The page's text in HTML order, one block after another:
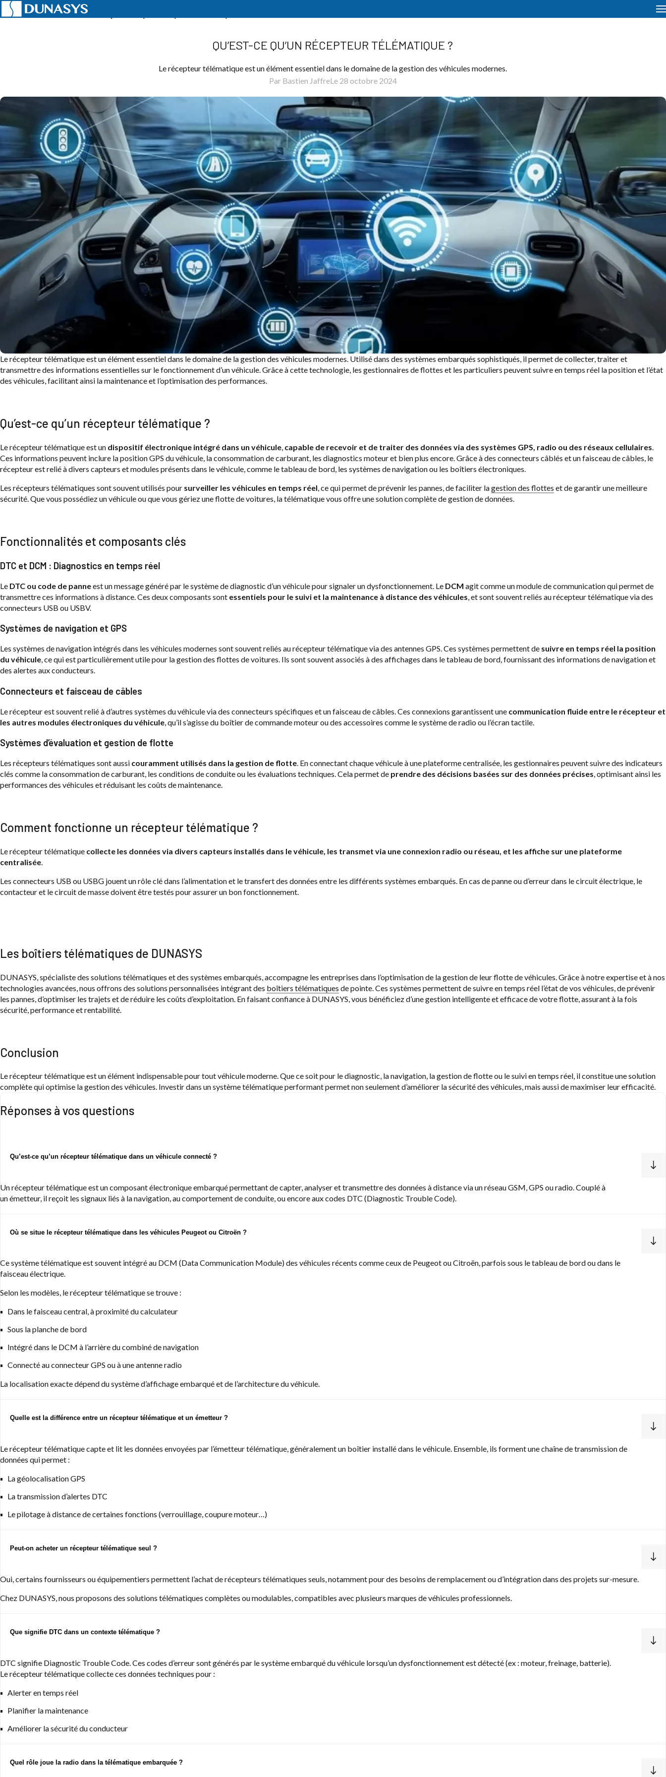
Accueil Actualités Telematics
QU’EST-CE QU’UN RÉCEPTEUR TÉLÉMATIQUE ?
Le récepteur télématique est un élément essentiel dans le domaine de la gestion des véhicules modernes.
Par Bastien JaffreLe 28 octobre 2024
Le récepteur télématique est un élément essentiel dans le domaine de la gestion des véhicules modernes. Utilisé dans des systèmes embarqués sophistiqués, il permet de collecter, traiter et
transmettre des informations essentielles sur le fonctionnement d’un véhicule. Grâce à cette technologie, les gestionnaires de flottes et les particuliers peuvent suivre en temps réel la position et l’état
des véhicules, facilitant ainsi la maintenance et l’optimisation des performances.
Qu’est-ce qu’un récepteur télématique ?
Le récepteur télématique est un dispositif électronique intégré dans un véhicule, capable de recevoir et de traiter des données via des systèmes GPS, radio ou des réseaux cellulaires.
Ces informations peuvent inclure la position GPS du véhicule, la consommation de carburant, les diagnostics moteur et bien plus encore. Grâce à des connecteurs câblés et un faisceau de câbles, le
récepteur est relié à divers capteurs et modules présents dans le véhicule, comme le tableau de bord, les systèmes de navigation ou les boîtiers électroniques.
Les récepteurs télématiques sont souvent utilisés pour surveiller les véhicules en temps réel, ce qui permet de prévenir les pannes, de faciliter lagestion des flottes et de garantir une meilleure
sécurité. Que vous possédiez un véhicule ou que vous gériez une flotte de voitures, la télématique vous offre une solution complète de gestion de données.
Fonctionnalités et composants clés
DTC et DCM : Diagnostics en temps réel
Le DTC ou code de panneest un message généré par le système de diagnostic d’un véhicule pour signaler un dysfonctionnement. Le DCM agit comme un module de communication qui permet de
transmettre ces informations à distance. Ces deux composants sont essentiels pour le suivi et la maintenance à distance des véhicules , et sont souvent reliés au récepteur télématique via des
connecteurs USB ou USBV.
Systèmes de navigation et GPS
Les systèmes de navigation intégrés dans les véhicules modernes sont souvent reliés au récepteur télématique via des antennes GPS. Ces systèmes permettent de suivre en temps réel la position
du véhicule, ce qui est particulièrement utile pour la gestion des flottes de voitures. Ils sont souvent associés à des affichages dans le tableau de bord, fournissant des informations de navigation et
des alertes aux conducteurs.
Connecteurs et faisceau de câbles
Le récepteur est souvent relié à d’autres systèmes du véhicule via des connecteurs spécifiques et un faisceau de câbles. Ces connexions garantissent une communication fluide entre le récepteur et
les autres modules électroniques du véhicule , qu’il s’agisse du boîtier de commande moteur ou des accessoires comme le système de radio ou l’écran tactile.
Systèmes d’évaluation et gestion de flotte
Les récepteurs télématiques sont aussi couramment utilisés dans la gestion de flotte. En connectant chaque véhicule à une plateforme centralisée, les gestionnaires peuvent suivre des indicateurs
clés comme la consommation de carburant, les conditions de conduite ou les évaluations techniques. Cela permet de prendre des décisions basées sur des données précises, optimisant ainsi les
performances des véhicules et réduisant les coûts de maintenance.
Comment fonctionne un récepteur télématique ?
Le récepteur télématique collecte les données via divers capteurs installés dans le véhicule, les transmet via une connexion radio ou réseau, et les affiche sur une plateforme
centralisée
Les connecteurs USB ou USBG jouent un rôle clé dans l’alimentation et le transfert des données entre les différents systèmes embarqués. En cas de panne ou d’erreur dans le circuit électrique, le
contacteur et le circuit de masse doivent être testés pour assurer un bon fonctionnement.
Les boîtiers télématiques de DUNASYS
DUNASYS, spécialiste des solutions télématiques et des systèmes embarqués, accompagne les entreprises dans l’optimisation de la gestion de leur flotte de véhicules. Grâce à notre expertise et à nos
technologies avancées, nous offrons des solutions personnalisées intégrant des boîtiers télématiques de pointe. Ces systèmes permettent de suivre en temps réel l’état de vos véhicules, de prévenir
les pannes, d’optimiser les trajets et de réduire les coûts d’exploitation. En faisant confiance à DUNASYS, vous bénéficiez d’une gestion intelligente et efficace de votre flotte, assurant à la fois
sécurité, performance et rentabilité.
Conclusion
Le récepteur télématique est un élément indispensable pour tout véhicule moderne. Que ce soit pour le diagnostic, la navigation, la gestion de flotte ou le suivi en temps réel, il constitue une solution
complète qui optimise la gestion des véhicules. Investir dans un système télématique performant permet non seulement d’améliorer la sécurité des véhicules, mais aussi de maximiser leur efficacité.
Réponses à vos questions
Qu’est-ce qu’un récepteur télématique dans un véhicule connecté ?
Un récepteur télématique est un composant électronique embarqué permettant de capter, analyser et transmettre des données à distance via un réseau GSM, GPS ou radio. Couplé à
un émetteur, il reçoit les signaux liés à la navigation, au comportement de conduite, ou encore aux codes DTC (Diagnostic Trouble Code).
Où se situe le récepteur télématique dans les véhicules Peugeot ou Citroën ?
Ce système télématique est souvent intégré au DCM (Data Communication Module) des véhicules récents comme ceux de Peugeot ou Citroën, parfois sous le tableau de bord ou dans le
faisceau électrique.
Selon les modèles, le récepteur télématique se trouve :
Dans le faisceau central, à proximité du calculateur
Sous la planche de bord
Intégré dans le DCM à l’arrière du combiné de navigation
Connecté au connecteur GPS ou à une antenne radio
La localisation exacte dépend du système d’affichage embarqué et de l’architecture du véhicule.
Quelle est la différence entre un récepteur télématique et un émetteur ?
Le récepteur télématique capte et lit les données envoyées par l’émetteur télématique, généralement un boîtier installé dans le véhicule. Ensemble, ils forment une chaîne de transmission de
données qui permet :
La géolocalisation GPS
La transmission d’alertes DTC
Le pilotage à distance de certaines fonctions (verrouillage, coupure moteur…)
Peut-on acheter un récepteur télématique seul ?
Oui, certains fournisseurs ou équipementiers permettent l’achat de récepteurs télématiques seuls, notamment pour des besoins de remplacement ou d’intégration dans des projets sur-mesure.
Chez DUNASYS, nous proposons des solutions télématiques complètes ou modulables, compatibles avec plusieurs marques de véhicules professionnels.
Que signifie DTC dans un contexte télématique ?
DTC signifie Diagnostic Trouble Code. Ces codes d’erreur sont générés par le système embarqué du véhicule lorsqu’un dysfonctionnement est détecté (ex : moteur, freinage, batterie).
Le récepteur télématique collecte ces données techniques pour :
Alerter en temps réel
Planifier la maintenance
Améliorer la sécurité du conducteur
Quel rôle joue la radio dans la télématique embarquée ?